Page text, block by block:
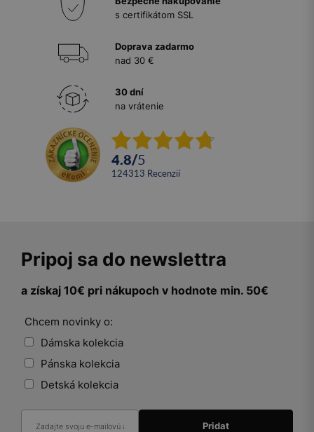
s certifikátom SSL
Doprava zadarmo
nad 30 €
30 dní
na vrátenie
4.8/5
124313 recenzií
Pripoj sa do newslettra
a získaj 10€ pri nákupoch v hodnote min. 50€
Chcem novinky o:
Dámska kolekcia
Pánska kolekcia
Detská kolekcia